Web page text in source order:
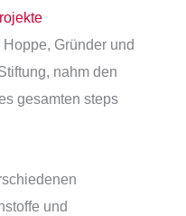
Gründer und
nahm den
gesamten steps
und